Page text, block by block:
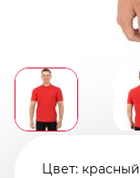
Цвет: красный